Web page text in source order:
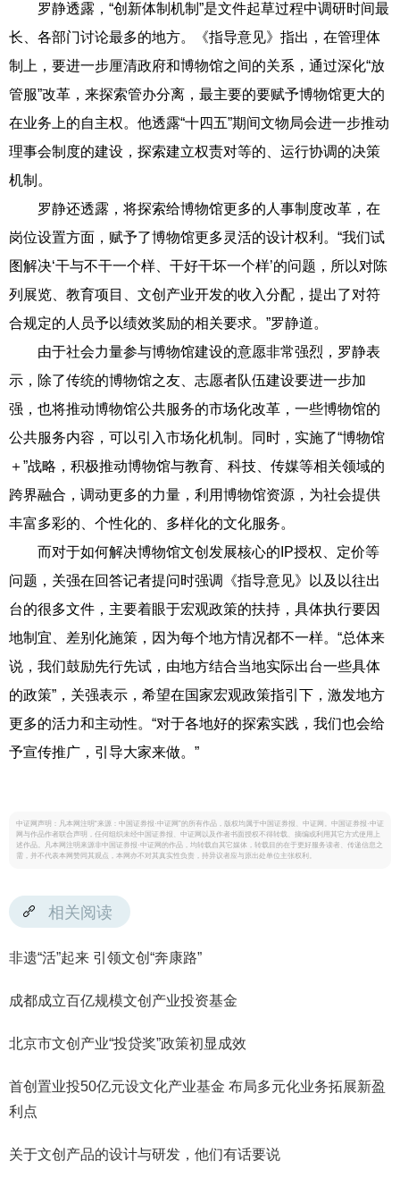
罗静透露，“创新体制机制”是文件起草过程中调研时间最
长、各部门讨论最多的地方。《指导意见》指出，在管理体
制上，要进一步厘清政府和博物馆之间的关系，通过深化“放
管服”改革，来探索管办分离，最主要的要赋予博物馆更大的
在业务上的自主权。他透露“十四五”期间文物局会进一步推动
理事会制度的建设，探索建立权责对等的、运行协调的决策
机制。
罗静还透露，将探索给博物馆更多的人事制度改革，在
岗位设置方面，赋予了博物馆更多灵活的设计权利。“我们试
图解决‘干与不干一个样、干好干坏一个样’的问题，所以对陈
列展览、教育项目、文创产业开发的收入分配，提出了对符
合规定的人员予以绩效奖励的相关要求。”罗静道。
由于社会力量参与博物馆建设的意愿非常强烈，罗静表
示，除了传统的博物馆之友、志愿者队伍建设要进一步加
强，也将推动博物馆公共服务的市场化改革，一些博物馆的
公共服务内容，可以引入市场化机制。同时，实施了“博物馆
＋”战略，积极推动博物馆与教育、科技、传媒等相关领域的
跨界融合，调动更多的力量，利用博物馆资源，为社会提供
丰富多彩的、个性化的、多样化的文化服务。
而对于如何解决博物馆文创发展核心的IP授权、定价等
问题，关强在回答记者提问时强调《指导意见》以及以往出
台的很多文件，主要着眼于宏观政策的扶持，具体执行要因
地制宜、差别化施策，因为每个地方情况都不一样。“总体来
说，我们鼓励先行先试，由地方结合当地实际出台一些具体
的政策”，关强表示，希望在国家宏观政策指引下，激发地方
更多的活力和主动性。“对于各地好的探索实践，我们也会给
予宣传推广，引导大家来做。”
中证网声明：凡本网注明“来源：中国证券报·中证网”的所有作品，版权均属于中国证券报、中证网。中国证券报·中证
网与作品作者联合声明，任何组织未经中国证券报、中证网以及作者书面授权不得转载、摘编或利用其它方式使用上
述作品。凡本网注明来源非中国证券报·中证网的作品，均转载自其它媒体，转载目的在于更好服务读者、传递信息之
需，并不代表本网赞同其观点，本网亦不对其真实性负责，持异议者应与原出处单位主张权利。
相关阅读
非遗“活”起来 引领文创“奔康路”
成都成立百亿规模文创产业投资基金
北京市文创产业“投贷奖”政策初显成效
首创置业投50亿元设文化产业基金 布局多元化业务拓展新盈
利点
关于文创产品的设计与研发，他们有话要说